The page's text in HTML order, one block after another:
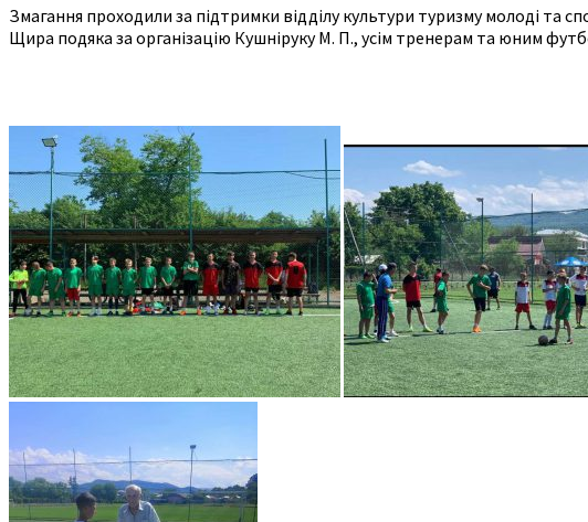
Змагання проходили за підтримки відділу культури туризму молоді та
Щира подяка за організацію Кушніруку М. П., усім тренерам та юним